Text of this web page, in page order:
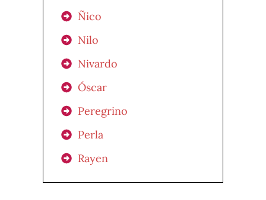
Ñico
Nilo
Nivardo
Óscar
Peregrino
Perla
Rayen